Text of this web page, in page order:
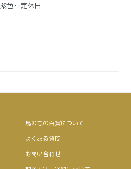
紫色‥定休日
鳥のもの百貨について
よくある質問
お問い合わせ